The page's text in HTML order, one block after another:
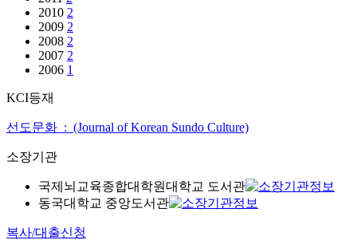
2010 2
2009 2
2008 2
2007 2
2006 1
KCI등재
선도문화 : (Journal of Korean Sundo Culture)
소장기관
국제뇌교육종합대학원대학교 도서관
동국대학교 중앙도서관
복사/대출신청